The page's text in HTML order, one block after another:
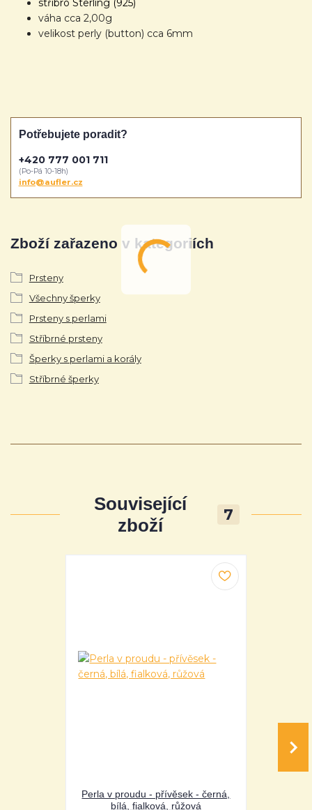
stříbro Sterling (925)
váha cca 2,00g
velikost perly (button) cca 6mm
Zboží zařazeno v kategoriích
Prsteny
Všechny šperky
Prsteny s perlami
Stříbrné prsteny
Šperky s perlami a korály
Stříbrné šperky
Potřebujete poradit?
+420 777 001 711
(Po-Pá 10-18h)
info@aufler.cz
Související
zboží
7
Perla v proudu - přívěsek - černá,
bílá, fialková, růžová